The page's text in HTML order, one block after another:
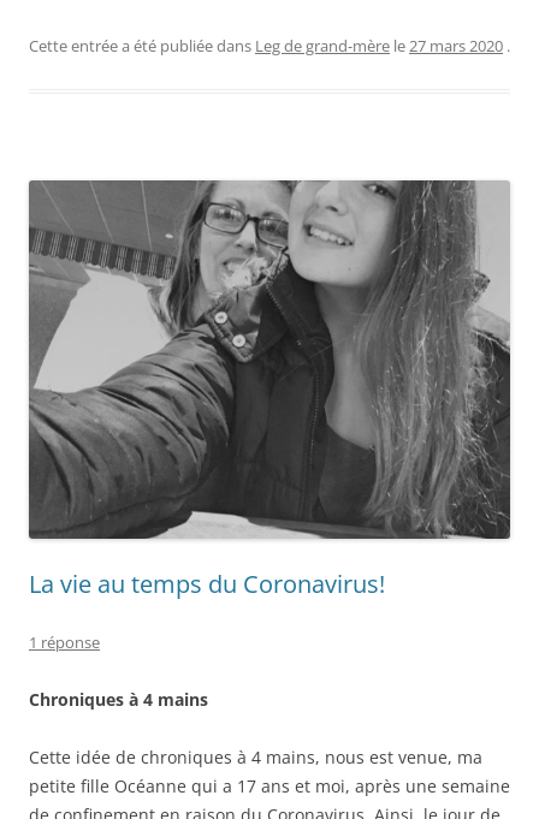
Cette entrée a été publiée dans Leg de grand-mère le 27 mars 2020 .
La vie au temps du Coronavirus!
1 réponse
Chroniques à 4 mains
Cette idée de chroniques à 4 mains, nous est venue, ma
petite fille Océanne qui a 17 ans et moi, après une semaine
de confinement en raison du Coronavirus. Ainsi, le jour de